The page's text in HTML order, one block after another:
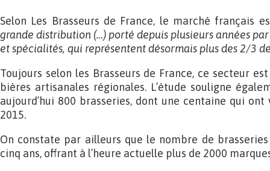
Selon Les Brasseurs de France, le marché français
grande distribution (…) porté depuis plusieurs années
et spécialités, qui représentent désormais plus des 2/3
Toujours selon les Brasseurs de France, ce secteur
bières artisanales régionales. L’étude souligne
aujourd’hui 800 brasseries, dont une centaine qui
2015.
On constate par ailleurs que le nombre de
cinq ans, offrant à l’heure actuelle plus de 2000